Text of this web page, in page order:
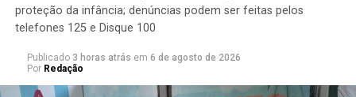
capoeira. Quando a gente fala de capoeira, não estamos
falando apenas de um esporte. Estamos falando de uma
ferramenta que tem transformado e salvado vidas”,
afirmou.
proteção da infância; denúncias podem ser feitas pelos
telefones 125 e Disque 100
Publicado 3 horas atrás em 6 de agosto de 2026
Por Redação